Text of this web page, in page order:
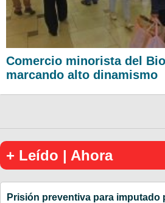
Comercio minorista del
marcando alto dinamismo
+ Leído | Ahora
Prisión preventiva para imputado